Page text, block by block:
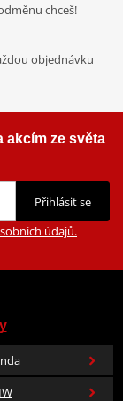
chceš!
objednávku
akcím ze světa
Přihlásit se
údajů.